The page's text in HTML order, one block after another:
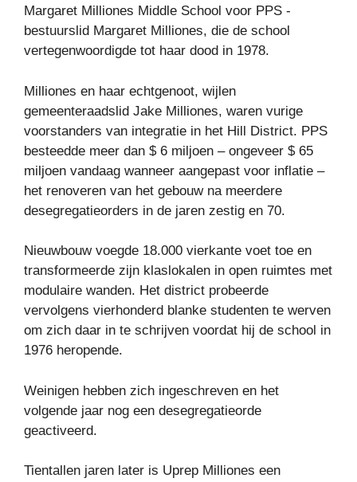
Margaret Milliones Middle School voor PPS -
bestuurslid Margaret Milliones, die de school
vertegenwoordigde tot haar dood in 1978.
Milliones en haar echtgenoot, wijlen
gemeenteraadslid Jake Milliones, waren vurige
voorstanders van integratie in het Hill District. PPS
besteedde meer dan $ 6 miljoen – ongeveer $ 65
miljoen vandaag wanneer aangepast voor inflatie –
het renoveren van het gebouw na meerdere
desegregatieorders in de jaren zestig en 70.
Nieuwbouw voegde 18.000 vierkante voet toe en
transformeerde zijn klaslokalen in open ruimtes met
modulaire wanden. Het district probeerde
vervolgens vierhonderd blanke studenten te werven
om zich daar in te schrijven voordat hij de school in
1976 heropende.
Weinigen hebben zich ingeschreven en het
volgende jaar nog een desegregatieorde
geactiveerd.
Tientallen jaren later is Uprep Milliones een